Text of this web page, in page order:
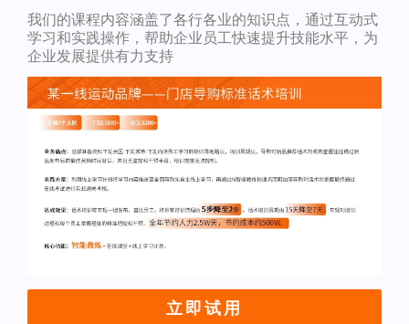
我们的课程内容涵盖了各行各业的知识点，通过互动式
学习和实践操作，帮助企业员工快速提升技能水平，为
企业发展提供有力支持
立即试用